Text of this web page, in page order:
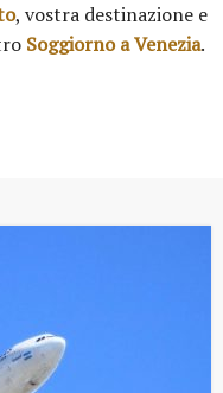
, vostra destinazione e
Soggiorno a Venezia.